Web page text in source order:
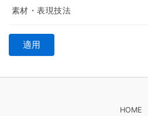
素材・表現技法
適用
HOME